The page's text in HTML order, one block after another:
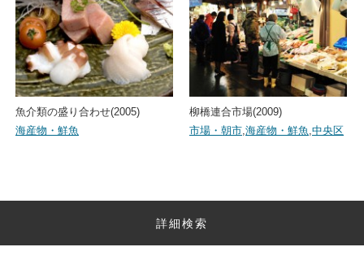
魚介類の盛り合わせ(2005)
海産物・鮮魚
柳橋連合市場(2009)
市場・朝市,海産物・鮮魚,中央区
詳細検索